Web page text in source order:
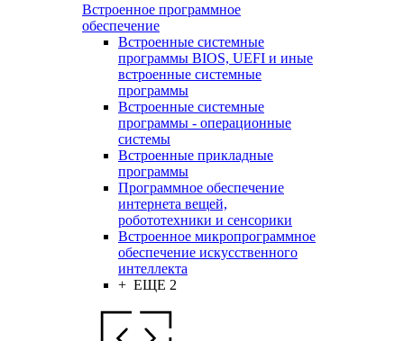
Встроенное программное
обеспечение
Встроенные системные
программы BIOS, UEFI и иные
встроенные системные
программы
Встроенные системные
программы - операционные
системы
Встроенные прикладные
программы
Программное обеспечение
интернета вещей,
робототехники и сенсорики
Встроенное микропрограммное
обеспечение искусственного
интеллекта
+ ЕЩЕ 2